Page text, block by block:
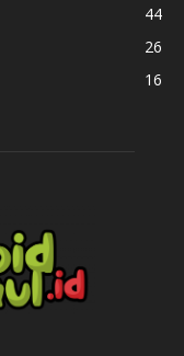
44
26
16